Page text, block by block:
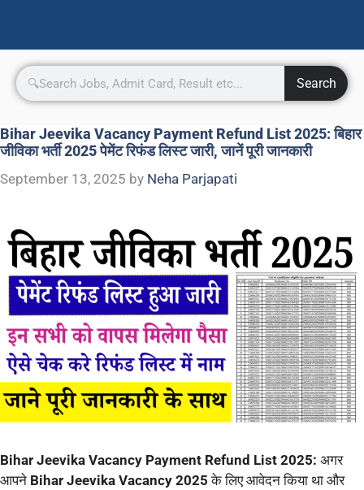
Search
Bihar Jeevika Vacancy Payment Refund List 2025: बिहार
जीविका भर्ती 2025 पेमेंट रिफंड लिस्ट जारी, जानें पूरी जानकारी
September 13, 2025 by Neha Parjapati
Bihar Jeevika Vacancy Payment Refund List 2025: अगर
आपने Bihar Jeevika Vacancy 2025 के लिए आवेदन किया था और